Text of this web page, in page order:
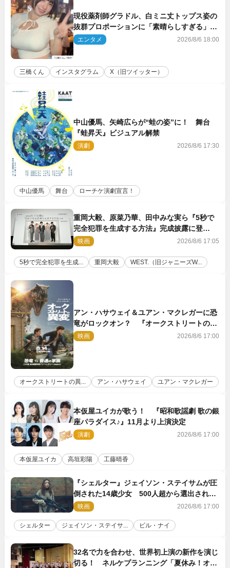
現役薬剤師グラドル、白ミニ丈トップス姿の
抜群プロポーションに「素晴らしすぎる」
「すっっっご！」とネット絶賛
エンタメ 2026/8/6 18:00
三橋くん インスタグラム X（旧ツイッター）
中山優馬、矢崎広らが“蛙の姿”に！ 舞台
『蛙昇天』ビジュアル解禁
演劇 2026/8/6 17:30
中山優馬 舞台 ローチケ演劇宣言！
重岡大毅、原菜乃華、田中みな実ら『5秒で
完全犯罪を生成する方法』完成披露に登
壇！ それぞれのAI活用術も発表
映画 2026/8/6 17:05
5秒で完全犯罪を生成... 重岡大毅 WEST.（旧ジャニーズW...
アン・ハサウェイ＆ユアン・マクレガーに恐
竜がロックオン？ 『オークストリートの異
変』新ビジュアル＆本編映像初解禁
映画 2026/8/6 17:00
オークストリートの異... アン・ハサウェイ ユアン・マクレガー
本仮屋ユイカが歌う！ 『昭和歌謡劇 歌の銀
座パラダイス♪』11月より上演決定
演劇 2026/8/6 17:00
本仮屋ユイカ 高垣彩陽 工藤晴香
『シェルター』ジェイソン・ステイサムが圧
倒された14歳少女 500人超から選出された
新鋭ボディ・レイ・ブレスナックとは
映画 2026/8/6 17:00
シェルター ジェイソン・ステイサ... ビル・ナイ
32名で力を合わせ、世界初上演の新作を演じ
切る！ ネルケプランニング「夏休み！オ